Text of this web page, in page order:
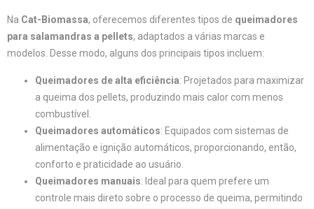
Na Cat-Biomassa, oferecemos diferentes tipos de queimadores
para salamandras a pellets, adaptados a várias marcas e
modelos. Desse modo, alguns dos principais tipos incluem:
Queimadores de alta eficiência: Projetados para maximizar
a queima dos pellets, produzindo mais calor com menos
combustível.
Queimadores automáticos: Equipados com sistemas de
alimentação e ignição automáticos, proporcionando, então,
conforto e praticidade ao usuário.
Queimadores manuais: Ideal para quem prefere um
controle mais direto sobre o processo de queima, permitindo